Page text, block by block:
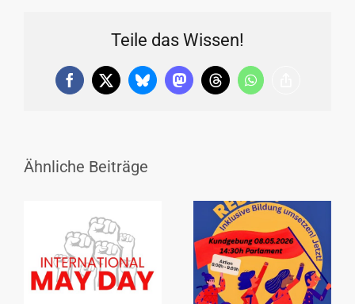
Teile das Wissen!
Facebook
X BlueskyMastodonThreadsWhatsApp
Ähnliche Beiträge